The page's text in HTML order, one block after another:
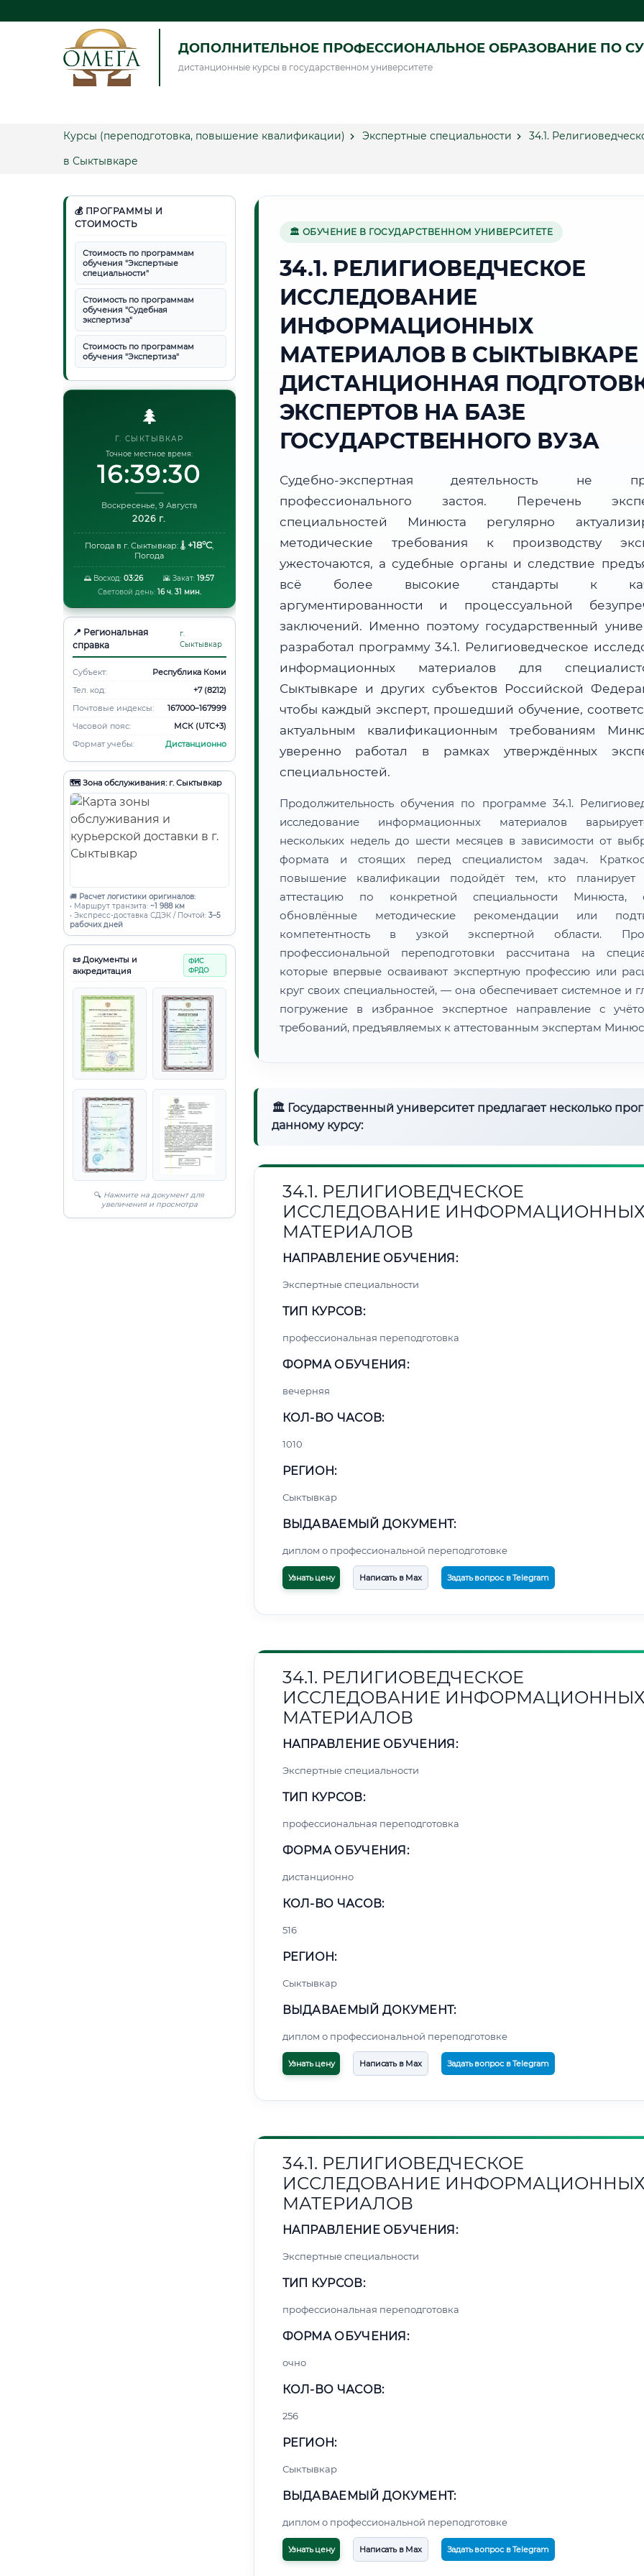
ДОПОЛНИТЕЛЬНОЕ ПРОФЕССИОНАЛЬНОЕ ОБРАЗОВАНИЕ ПО
дистанционные курсы в государственном университете
Курсы (переподготовка, повышение квалификации) Экспертные специальности
34.1.
в Сыктывкаре
💰 ПРОГРАММЫ И
СТОИМОСТЬ
Стоимость по программам
обучения "Экспертные
специальности"
Стоимость по программам
обучения "Судебная
экспертиза"
Стоимость по программам
обучения "Экспертиза"
🌲
Г. СЫКТЫВКАР
Точное местное время:
16:39:31
Воскресенье, 9 Августа
2026 г.
Погода в г. Сыктывкар: 🌡️ +18°C,
Погода
🌅 Восход: 03:26 🌇 Закат:19:57
Световой день: 16 ч. 31 мин.
📍 Региональная
справка
г.
Сыктывкар
Субъект:
Республика Коми
Тел. код:
+7 (8212)
Почтовые индексы:
167000–167999
Часовой пояс:
МСК (UTC+3)
Формат учебы:
Дистанционно
🗺️ Зона обслуживания: г. Сыктывкар
🚚 Расчет логистики оригиналов:
• Маршрут транзита: ~1 988 км
• Экспресс-доставка СДЭК / Почтой: 3–5
рабочих дней
📜 Документы и
аккредитация
ФИС
ФРДО
🔍 Нажмите на документ для
увеличения и просмотра
🏛 ОБУЧЕНИЕ В ГОСУДАРСТВЕННОМ УНИВЕРСИТЕТЕ
34.1. РЕЛИГИОВЕДЧЕСКОЕ
ИССЛЕДОВАНИЕ
ИНФОРМАЦИОННЫХ
МАТЕРИАЛОВ В
ДИСТАНЦИОННАЯ
ЭКСПЕРТОВ НА БАЗЕ
ГОСУДАРСТВЕННОГО ВУЗА
Судебно-экспертная деятельность не
профессионального застоя. Перечень
специальностей Минюста регулярно
методические требования к производству
ужесточаются, а судебные органы и следствие
всё более высокие стандарты к
аргументированности и процессуальной
заключений. Именно поэтому государственный
разработал программу 34.1. Религиоведческое
информационных материалов для
Сыктывкаре и других субъектов Российской
чтобы каждый эксперт, прошедший обучение,
актуальным квалификационным требованиям
уверенно работал в рамках утверждённых
специальностей.
Продолжительность обучения по программе 34.1.
исследование информационных материалов
нескольких недель до шести месяцев в зависимости от
формата и стоящих перед специалистом задач.
повышение квалификации подойдёт тем, кто планирует
аттестацию по конкретной специальности Минюста,
обновлённые методические рекомендации или
компетентность в узкой экспертной области.
профессиональной переподготовки рассчитана на
которые впервые осваивают экспертную профессию или
круг своих специальностей, — она обеспечивает системное и
погружение в избранное экспертное направление с
требований, предъявляемых к аттестованным экспертам
🏛 Государственный университет предлагает несколько
данному курсу:
34.1. РЕЛИГИОВЕДЧЕСКОЕ
ИССЛЕДОВАНИЕ
МАТЕРИАЛОВ
НАПРАВЛЕНИЕ ОБУЧЕНИЯ:
Экспертные специальности
ТИП КУРСОВ:
профессиональная переподготовка
ФОРМА ОБУЧЕНИЯ:
вечерняя
КОЛ-ВО ЧАСОВ:
1010
РЕГИОН:
Сыктывкар
ВЫДАВАЕМЫЙ ДОКУМЕНТ:
диплом о профессиональной переподготовке
Узнать цену Написать в Max Задать вопрос в Telegram
34.1. РЕЛИГИОВЕДЧЕСКОЕ
ИССЛЕДОВАНИЕ
МАТЕРИАЛОВ
НАПРАВЛЕНИЕ ОБУЧЕНИЯ:
Экспертные специальности
ТИП КУРСОВ:
профессиональная переподготовка
ФОРМА ОБУЧЕНИЯ:
дистанционно
КОЛ-ВО ЧАСОВ:
516
РЕГИОН:
Сыктывкар
ВЫДАВАЕМЫЙ ДОКУМЕНТ:
диплом о профессиональной переподготовке
Узнать цену Написать в Max Задать вопрос в Telegram
34.1. РЕЛИГИОВЕДЧЕСКОЕ
ИССЛЕДОВАНИЕ
МАТЕРИАЛОВ
НАПРАВЛЕНИЕ ОБУЧЕНИЯ:
Экспертные специальности
ТИП КУРСОВ:
профессиональная переподготовка
ФОРМА ОБУЧЕНИЯ:
очно
КОЛ-ВО ЧАСОВ:
256
РЕГИОН:
Сыктывкар
ВЫДАВАЕМЫЙ ДОКУМЕНТ:
диплом о профессиональной переподготовке
Узнать цену Написать в Max Задать вопрос в Telegram